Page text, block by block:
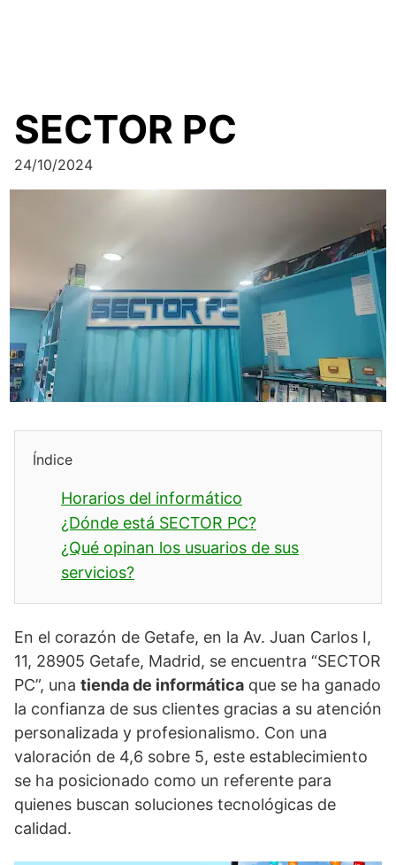
SECTOR PC
24/10/2024
Índice
Horarios del informático
¿Dónde está SECTOR PC?
¿Qué opinan los usuarios de sus
servicios?
En el corazón de Getafe, en la Av. Juan Carlos I,
11, 28905 Getafe, Madrid, se encuentra “SECTOR
PC”, una tienda de informática que se ha ganado
la confianza de sus clientes gracias a su atención
personalizada y profesionalismo. Con una
valoración de 4,6 sobre 5, este establecimiento
se ha posicionado como un referente para
quienes buscan soluciones tecnológicas de
calidad.